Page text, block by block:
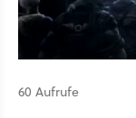
60 Aufrufe